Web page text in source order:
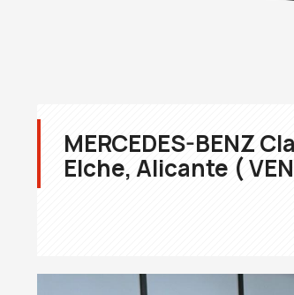
MERCEDES-BENZ
Elche, Alicante (